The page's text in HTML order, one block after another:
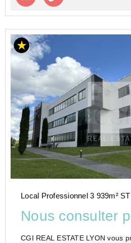
Local Professionnel 3 939m²
Nous consulter
CGI REAL ESTATE LYON vous